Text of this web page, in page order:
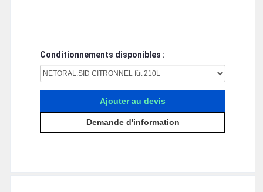
Conditionnements disponibles :
Ajouter au devis